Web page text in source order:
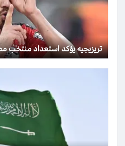
تريزيجيه يؤكد استعداد منتخب